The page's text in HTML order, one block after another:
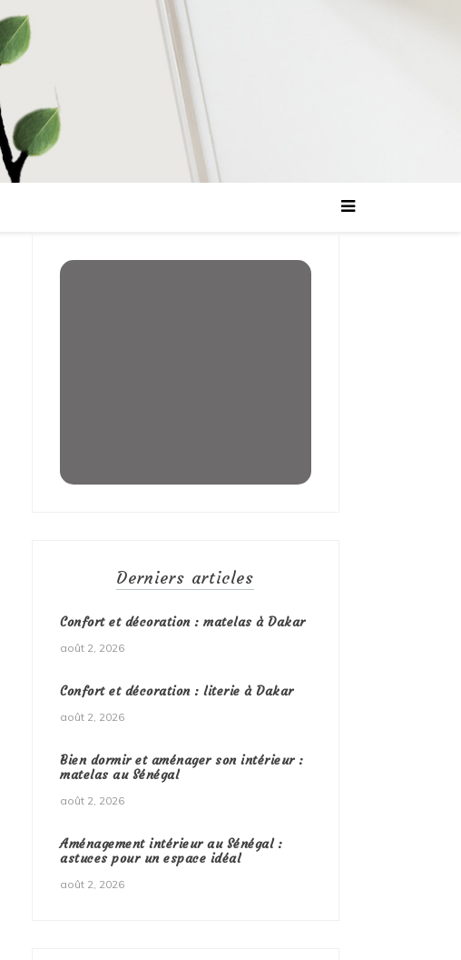
Derniers articles
Confort et décoration : matelas à Dakar
août 2, 2026
Confort et décoration : literie à Dakar
août 2, 2026
Bien dormir et aménager son intérieur :
matelas au Sénégal
août 2, 2026
Aménagement intérieur au Sénégal :
astuces pour un espace idéal
août 2, 2026